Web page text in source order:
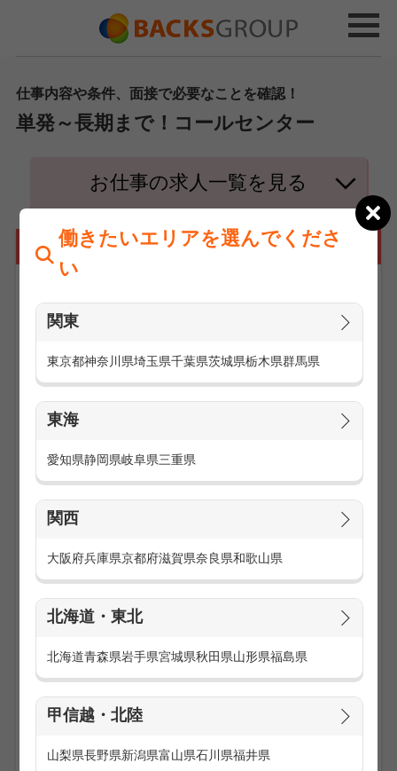
働きたいエリアを選んでくださ
い
関東
東京都神奈川県埼玉県千葉県茨城県栃木県群馬県
東海
愛知県静岡県岐阜県三重県
関西
大阪府兵庫県京都府滋賀県奈良県和歌山県
北海道・東北
北海道青森県岩手県宮城県秋田県山形県福島県
甲信越・北陸
山梨県長野県新潟県富山県石川県福井県
仕事内容や条件、面接で必要なことを確認！
単発～長期まで！コールセンター
お仕事の求人一覧を見る
コールセンターの仕事とは
コールセンターの仕事は「インバウンド（受信）」と「アウ
トバウンド（発信）」に分けられます。
インバウンド（受信）の仕事内容は、お客様からかかってき
商品に関するお問い合わせや資料請求など受信した電話に対
応するテレフォンオペレーターやカスタマーサポート、商品
挙げられます。
アウトバウンド（発信）の仕事内容は、見込み顧客やお客様
へ新商品のご紹介、販売の電話を自らかけるのが仕事です。